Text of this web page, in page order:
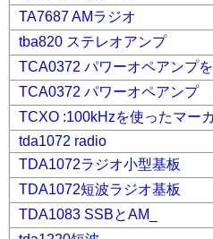
TA7687 AMラジオ
tba820 ステレオアンプ
TCA0372 パワーオペアンプ
TCA0372 パワーオペアンプ
TCXO :100kHzを使ったマー
tda1072 radio
TDA1072ラジオ小型基板
TDA1072短波ラジオ基板
TDA1083 SSBとAM_